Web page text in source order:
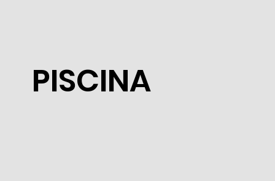
PISCINA